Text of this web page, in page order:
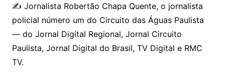
✍️ Jornalista Robertão Chapa Quente, o jornalista
policial número um do Circuito das Águas Paulista
— do Jornal Digital Regional, Jornal Circuito
Paulista, Jornal Digital do Brasil, TV Digital e RMC
TV.